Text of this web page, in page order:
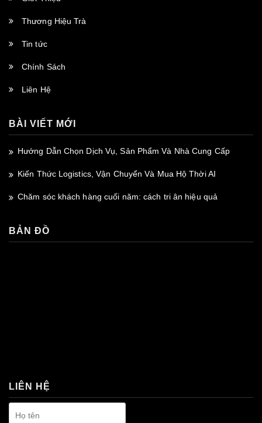
Thương Hiệu Trà
Tin tức
Chính Sách
Liên Hệ
BÀI VIẾT MỚI
Hướng Dẫn Chọn Dịch Vụ, Sản Phẩm Và Nhà Cung Cấp
Kiến Thức Logistics, Vận Chuyển Và Mua Hộ Thời AI
Chăm sóc khách hàng cuối năm: cách tri ân hiệu quả
BẢN ĐỒ
LIÊN HỆ